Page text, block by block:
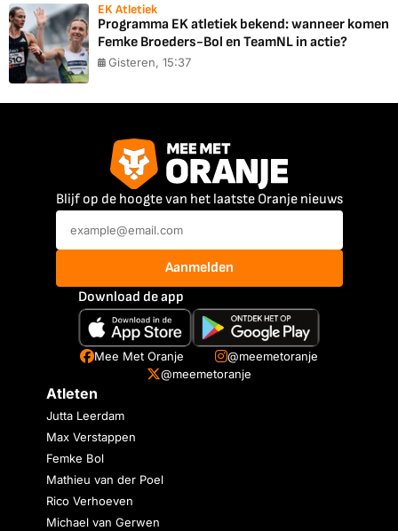
EK Atletiek
Programma EK atletiek bekend: wanneer komen
Femke Broeders-Bol en TeamNL in actie?
Gisteren, 15:37
Blijf op de hoogte van het laatste Oranje nieuws
Aanmelden
Download de app
Mee Met Oranje
@meemetoranje
@meemetoranje
Atleten
Jutta Leerdam
Max Verstappen
Femke Bol
Mathieu van der Poel
Rico Verhoeven
Michael van Gerwen